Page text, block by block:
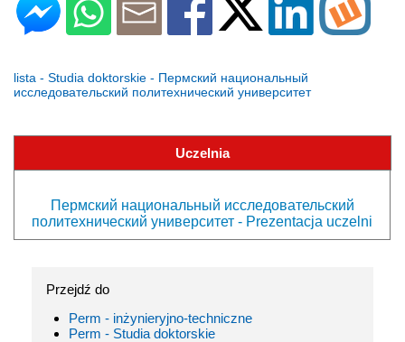
lista - Studia doktorskie - Пермский национальный
исследовательский политехнический университет
Uczelnia
Пермский национальный исследовательский
политехнический университет - Prezentacja uczelni
Przejdź do
Perm - inżynieryjno-techniczne
Perm - Studia doktorskie